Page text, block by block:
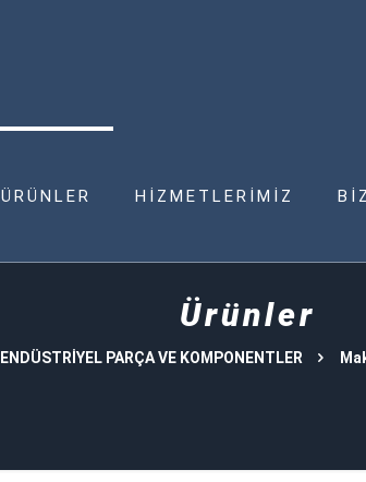
ÜRÜNLER HİZMETLERİMİZ
Ürünler
ENDÜSTRİYEL PARÇA VE KOMPONENTLER